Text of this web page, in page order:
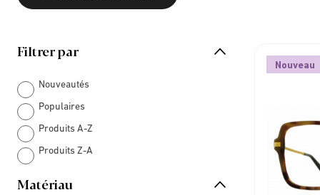
Filtrer par
Nouveautés
Populaires
Produits A-Z
Produits Z-A
Matériau
Nouveau